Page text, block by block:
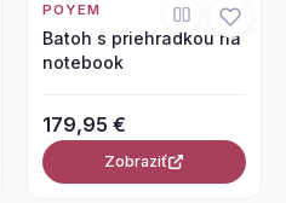
POYEM
Batoh s priehradkou na
notebook
179,95 €
Zobraziť